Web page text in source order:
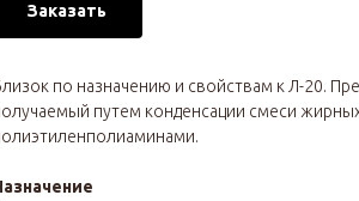
Заказать
по назначению и свойствам к Л-20.
путем конденсации смеси